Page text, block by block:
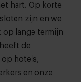
hart. Op korte
zijn en we
op lange termijn
de
op hotels,
en onze